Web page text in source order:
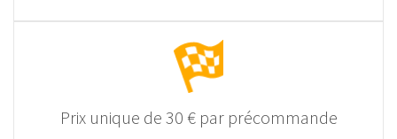
Prix unique de 30 € par précommande